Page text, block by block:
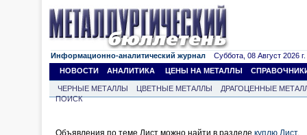
Информационно-аналитический журнал Суббота, 08 Август 2026 г.
НОВОСТИ
АНАЛИТИКА ЦЕНЫ НА МЕТАЛЛЫ
ЧЕРНЫЕ МЕТАЛЛЫ ЦВЕТНЫЕ МЕТАЛЛЫ
ДРАГОЦЕННЫЕ
ПОИСК
Объявления по теме Лист можно найти в разделе куплю Лист.